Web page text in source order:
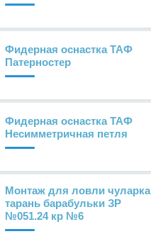
Фидерная оснастка ТАФ
Патерностер
Фидерная оснастка ТАФ
Несимметричная петля
Монтаж для ловли чуларка
тарань барабульки ЗР
№051.24 кр №6